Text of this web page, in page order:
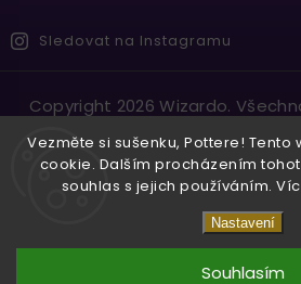
Vezměte si sušenku, Pottere!
cookie. Dalším procházením
souhlas s jejich používáním.
Nastavení
Souhlasím
Sledovat na Instagramu
Copyright 2026Wizardo.
VytvořilShoptet| DesignShoptak.cz.